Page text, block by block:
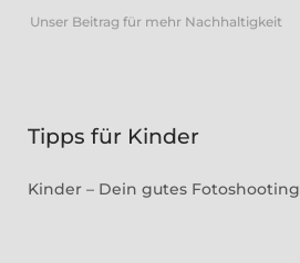
Unser Beitrag für mehr Nachhaltigkeit
Tipps für Kinder
Kinder – Dein gutes Fotoshooting